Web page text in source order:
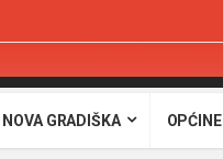
NOVA GRADIŠKA OPĆINE